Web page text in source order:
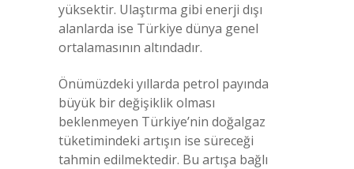
yüksektir. Ulaştırma gibi enerji dışı
alanlarda ise Türkiye dünya genel
ortalamasının altındadır.
Önümüzdeki yıllarda petrol payında
büyük bir değişiklik olması
beklenmeyen Türkiye’nin doğalgaz
tüketimindeki artışın ise süreceği
tahmin edilmektedir. Bu artışa bağlı